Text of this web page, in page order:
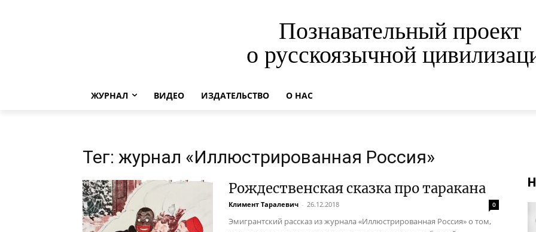
Познавательный проект
о русскоязычной
ЖУРНАЛ ВИДЕО ИЗДАТЕЛЬСТВО О НАС
Тег: журнал «Иллюстрированная Россия»
Рождественская сказка про таракана
Климент Таралевич - 26.12.2018 0
Эмигрантский рассказ из журнала «Иллюстрированная Россия» о том,